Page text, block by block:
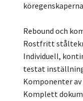
Rebound och
Rostfritt
Individuell,
testat
Komponenter
Komplett